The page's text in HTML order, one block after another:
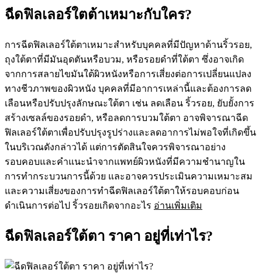
ฉีดฟิลเลอร์ใตต้าเหมาะกับใคร?
การฉีดฟิลเลอร์ใต้ตาเหมาะสำหรับบุคคลที่มีปัญหาด้านริ้วรอย,
ถุงใต้ตาที่มีมันอุดตันหรือบวม, หรือรอยดำที่ใต้ตา ซึ่งอาจเกิด
จากการสลายไขมันใต้ผิวหนังหรือการเสี่ยงต่อการเปลี่ยนแปลง
ทางชีวภาพของผิวหนัง บุคคลที่มีอาการเหล่านี้และต้องการลด
เลือนหรือปรับปรุงลักษณะใต้ตา เช่น ลดเลือน ริ้วรอย, ยับยั้งการ
สร้างเซลล์ของรอยดำ, หรือลดการบวมใต้ตา อาจพิจารณาฉีด
ฟิลเลอร์ใต้ตาเพื่อปรับปรุงรูปร่างและลดอาการไม่พอใจที่เกิดขึ้น
ในบริเวณดังกล่าวได้ แต่การตัดสินใจควรพิจารณาอย่าง
รอบคอบและคำแนะนำจากแพทย์ผิวหนังที่มีความชำนาญใน
การทำกระบวนการนี้ด้วย และอาจควรประเมินความเหมาะสม
และความเสี่ยงของการทำฉีดฟิลเลอร์ใต้ตาให้รอบคอบก่อน
ดำเนินการต่อไป ริ้วรอยเกิดจากอะไร อ่านเพิ่มเติม
ฉีดฟิลเลอร์ใต้ตา ราคา อยู่ที่เท่าไร?